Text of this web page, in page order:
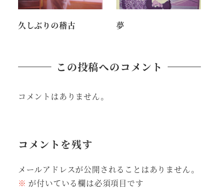
久しぶりの稽古 夢
この投稿へのコメント
コメントはありません。
コメントを残す
メールアドレスが公開されることはありません。
※ が付いている欄は必須項目です